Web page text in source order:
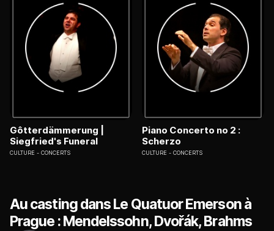
Gôtterdämmerung |
Siegfried's Funeral
CULTURE CONCERTS
Piano Concerto no 2 :
Scherzo
CULTURE CONCERTS
Au casting dans Le Quatuor Emerson à
Prague : Mendelssohn, Dvořák, Brahms